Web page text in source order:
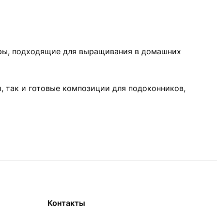
подходящие для выращивания в домашних
и готовые композиции для подоконников,
Контакты